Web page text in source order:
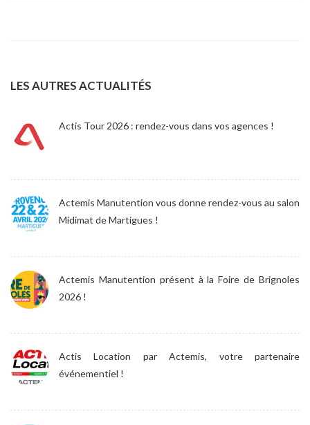
LES AUTRES ACTUALITÉS
Actis Tour 2026 : rendez-vous dans vos agences !
Actemis Manutention vous donne rendez-vous au salon
Midimat de Martigues !
Actemis Manutention présent à la Foire de Brignoles
2026 !
Actis Location par Actemis, votre partenaire
événementiel !